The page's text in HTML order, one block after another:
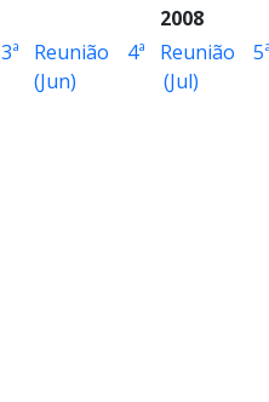
2008
3ª Reunião
(Jun)
4ª Reunião
(Jul)